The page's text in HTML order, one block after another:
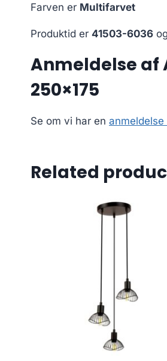
Farven er Multifarvet
Produktid er 41503-6036
Anmeldelse af
250×175
Se om vi har en
Related